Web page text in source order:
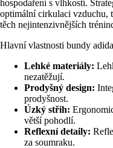
hospodaření s vlhkostí.
optimální cirkulaci vzduchu,
těch nejintenzivnějších
Hlavní vlastnosti bundy
Lehké materiály:
nezatěžují.
Prodyšný design:
prodyšnost.
Úzký střih:
větší pohodlí.
Reflexní detaily:
za soumraku.